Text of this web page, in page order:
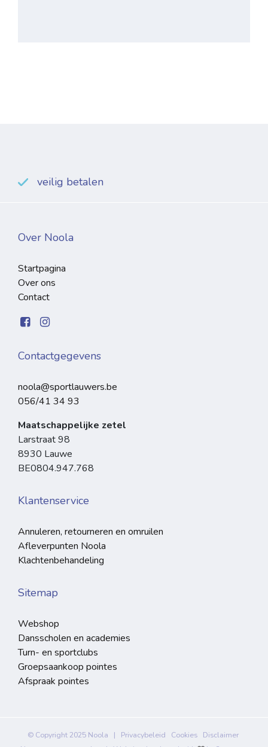
veilig betalen
Over Noola
Startpagina
Over ons
Contact
Contactgegevens
noola@sportlauwers.be
056/41 34 93
Maatschappelijke zetel
Larstraat 98
8930 Lauwe
BE0804.947.768
Klantenservice
Annuleren, retourneren en omruilen
Afleverpunten Noola
Klachtenbehandeling
Sitemap
Webshop
Dansscholen en academies
Turn- en sportclubs
Groepsaankoop pointes
Afspraak pointes
© Copyright 2025 Noola | Privacybeleid Cookies
Disclaimer